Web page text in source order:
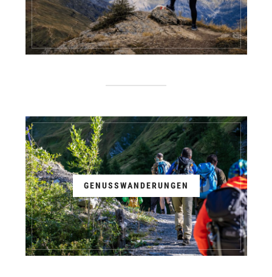
GENUSSWANDERUNGEN